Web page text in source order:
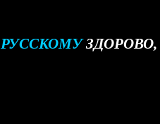
РУССКОМУ